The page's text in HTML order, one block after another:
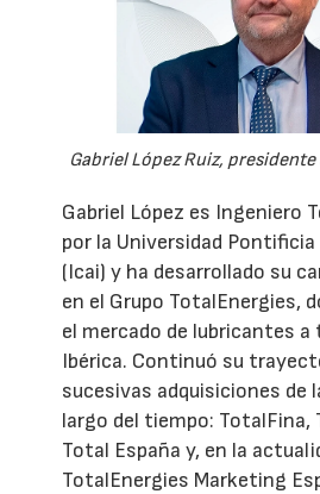
Gabriel López Ruiz, presidente
Gabriel López es Ingeniero
por la Universidad Pontificia
(Icai) y ha desarrollado su
en el Grupo TotalEnergies,
el mercado de lubricantes a
Ibérica. Continuó su
sucesivas adquisiciones de
largo del tiempo: TotalFina,
Total España y, en la
TotalEnergies Marketing